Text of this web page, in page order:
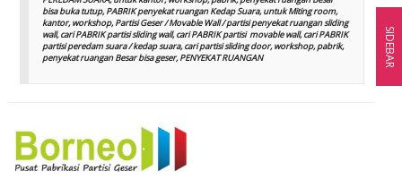
bisa buka tutup, PABRIK penyekat ruangan Kedap Suara, untuk Miting room,
kantor, workshop, Partisi Geser / Movable Wall / partisi penyekat ruangan sliding
wall, cari PABRIK partisi sliding wall, cari PABRIK partisi movable wall, cari PABRIK
partisi peredam suara / kedap suara, cari partisi sliding door, workshop, pabrik,
penyekat ruangan Besar bisa geser, PENYEKAT RUANGAN
SIDEBAR